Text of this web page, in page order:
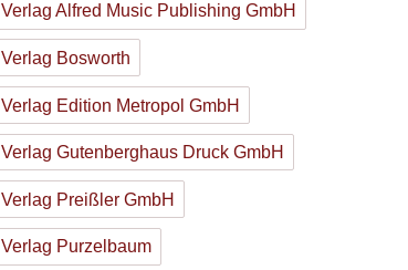
Verlag Alfred Music Publishing GmbH
Verlag Bosworth
Verlag Edition Metropol GmbH
Verlag Gutenberghaus Druck GmbH
Verlag Preißler GmbH
Verlag Purzelbaum